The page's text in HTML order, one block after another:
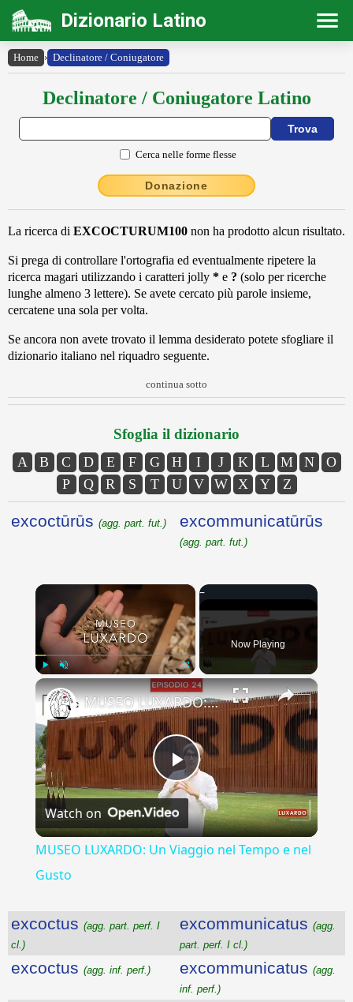
Dizionario Latino
Home › Declinatore / Coniugatore
Declinatore / Coniugatore Latino
Cerca nelle forme flesse
Donazione
La ricerca di EXCOCTURUM100 non ha prodotto alcun risultato.
Si prega di controllare l'ortografia ed eventualmente ripetere la
ricerca magari utilizzando i caratteri jolly * e ? (solo per ricerche
lunghe almeno 3 lettere). Se avete cercato più parole insieme,
cercatene una sola per volta.
Se ancora non avete trovato il lemma desiderato potete sfogliare il
dizionario italiano nel riquadro seguente.
continua sotto
Sfoglia il dizionario
A B C D E F G H I J K L M N
O
P
Q R S T U V W X Y Z
excoctūrūs (agg. part. fut.) excommunicatūrūs
(agg. part. fut.)
×
Fullscreen
Now Playing
×
Play
Video
MUSEO LUXARDO: Un Viaggio nel Tempo e nel Gusto
Watch on
MUSEO LUXARDO: Un Viaggio nel Tempo e nel
Gusto
excoctus (agg. part. perf. I
cl.)
excommunicatus (agg.
part. perf. I cl.)
excoctus (agg. inf. perf.) excommunicatus (agg.
inf. perf.)